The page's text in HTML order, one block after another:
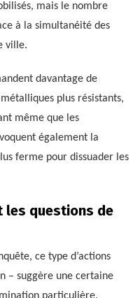
mais le nombre
à la simultanéité des
ville.
davantage de
plus résistants,
même que les
également la
ferme pour dissuader les
les questions de
ce type d’actions
– suggère une certaine